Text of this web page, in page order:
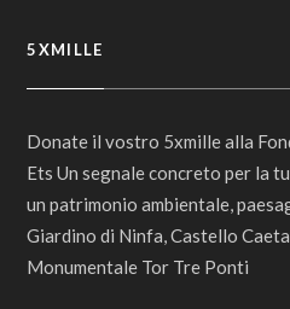
5XMILLE
Donate il vostro 5xmille alla
Ets Un segnale concreto per la
un patrimonio ambientale,
Giardino di Ninfa, Castello
Monumentale Tor Tre Ponti